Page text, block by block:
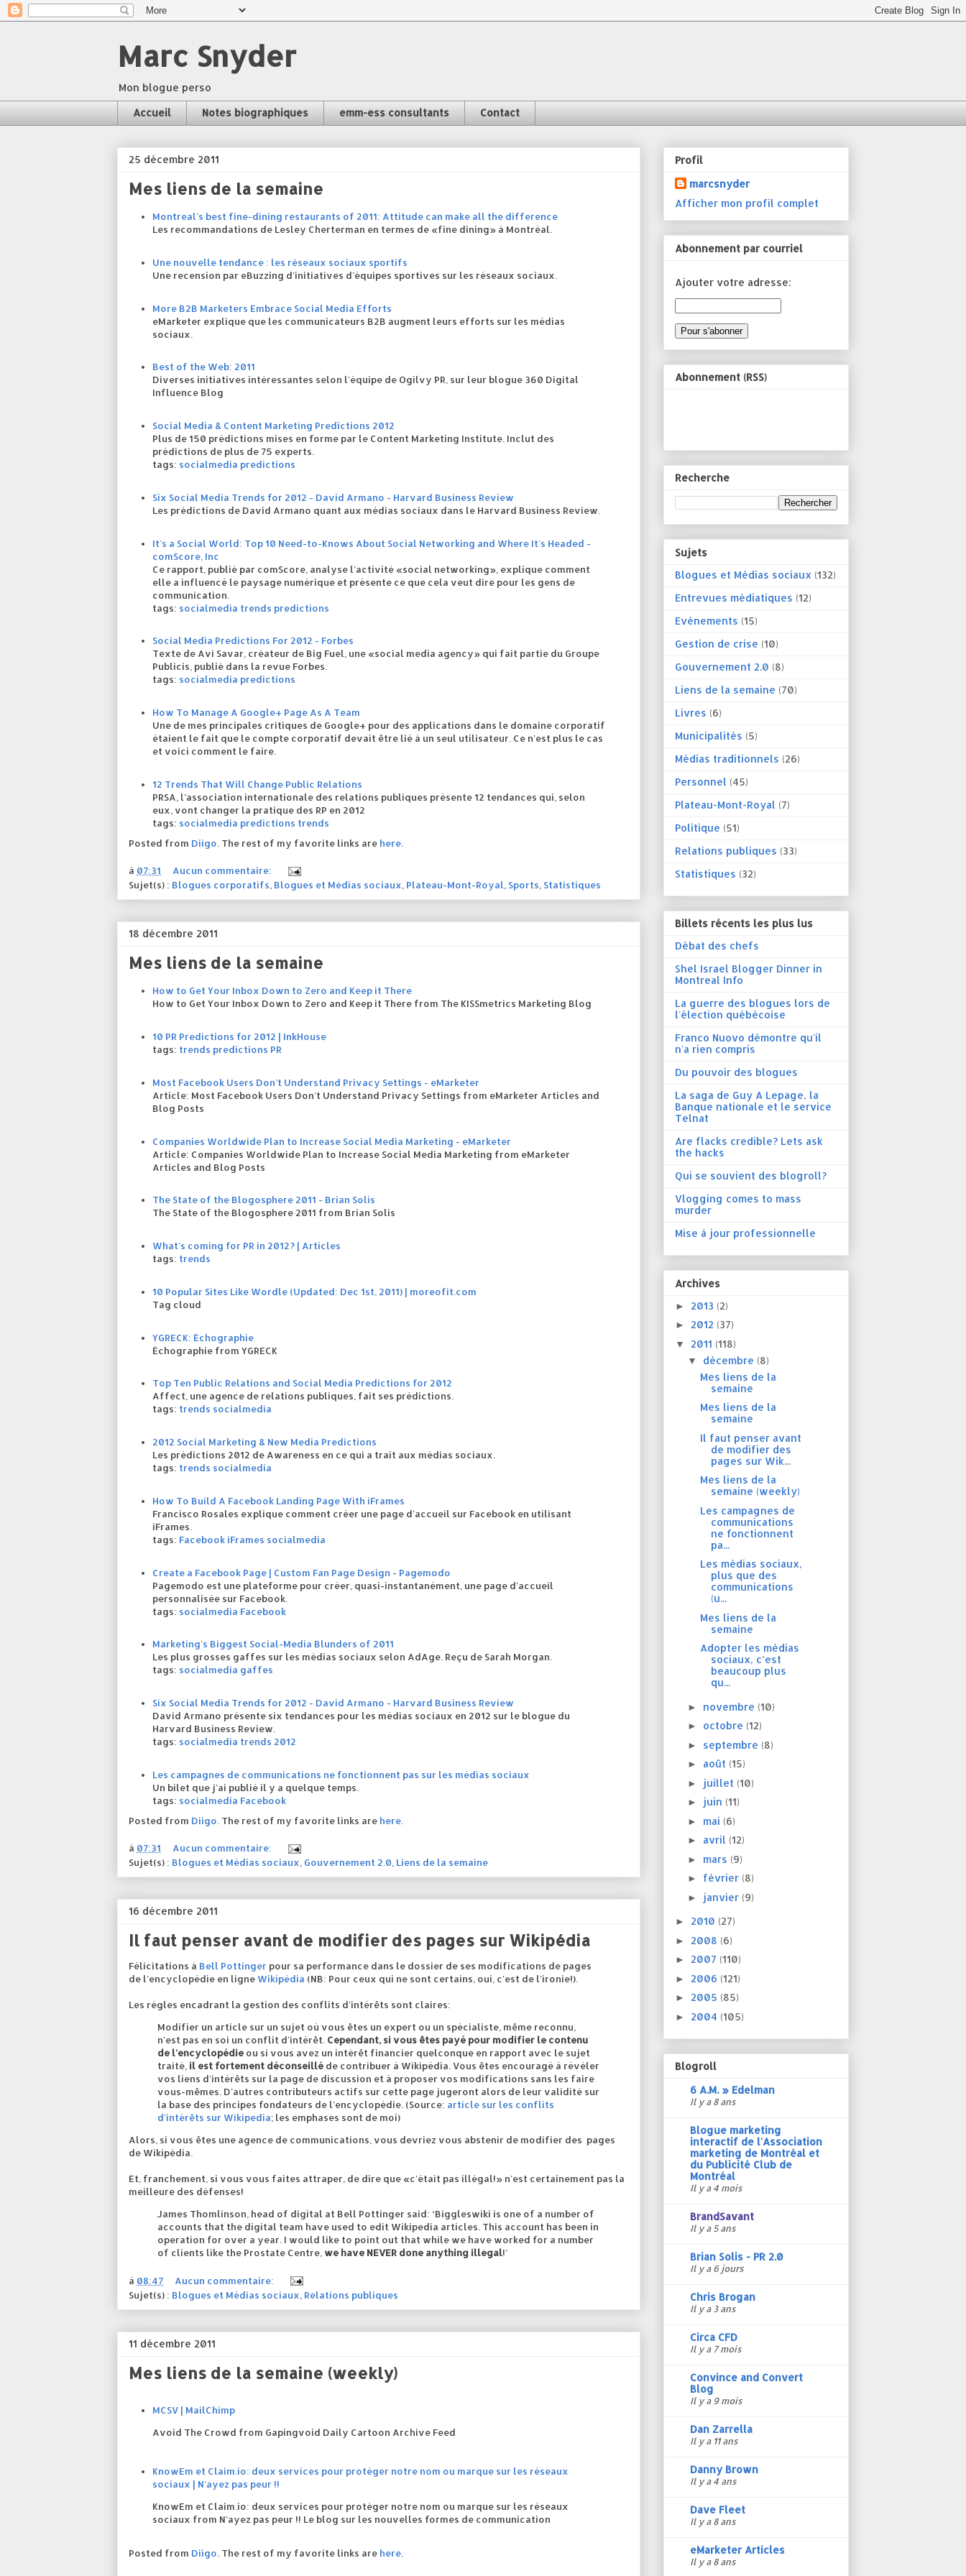
Marc Snyder
Mon blogue perso
Accueil Notes biographiques emm-ess consultants Contact
25 décembre 2011
Mes liens de la semaine
Montreal's best fine-dining restaurants of 2011: Attitude can make all the difference
Les recommandations de Lesley Cherterman en termes de «fine dining» à Montréal.
Une nouvelle tendance : les réseaux sociaux sportifs
Une recension par eBuzzing d'initiatives d'équipes sportives sur les réseaux sociaux.
More B2B Marketers Embrace Social Media Efforts
eMarketer explique que les communicateurs B2B augment leurs efforts sur les médias
sociaux.
Best of the Web: 2011
Diverses initiatives intéressantes selon l'équipe de Ogilvy PR, sur leur blogue 360 Digital
Influence Blog
Social Media & Content Marketing Predictions 2012
Plus de 150 prédictions mises en forme par le Content Marketing Institute. Inclut des
prédictions de plus de 75 experts.
tags: socialmedia predictions
Six Social Media Trends for 2012 - David Armano - Harvard Business Review
Les prédictions de David Armano quant aux médias sociaux dans le Harvard Business Review.
It’s a Social World: Top 10 Need-to-Knows About Social Networking and Where It’s Headed -
comScore, Inc
Ce rapport, publié par comScore, analyse l'activité «social networking», explique comment
elle a influencé le paysage numérique et présente ce que cela veut dire pour les gens de
communication.
tags: socialmedia trends predictions
Social Media Predictions For 2012 - Forbes
Texte de Avi Savar, créateur de Big Fuel, une «social media agency» qui fait partie du Groupe
Publicis, publié dans la revue Forbes.
tags: socialmedia predictions
How To Manage A Google+ Page As A Team
Une de mes principales critiques de Google+ pour des applications dans le domaine corporatif
étaient le fait que le compte corporatif devait être lié à un seul utilisateur. Ce n'est plus le cas
et voici comment le faire.
12 Trends That Will Change Public Relations
PRSA, l'association internationale des relations publiques présente 12 tendances qui, selon
eux, vont changer la pratique des RP en 2012
tags: socialmedia predictions trends
Posted from Diigo . The rest of my favorite links are here
à 07:31
Aucun commentaire:
Sujet(s) : Blogues corporatifs Blogues et Médias sociaux Plateau-Mont-Royal Sports Statistiques
18 décembre 2011
Mes liens de la semaine
How to Get Your Inbox Down to Zero and Keep it There
How to Get Your Inbox Down to Zero and Keep it There from The KISSmetrics Marketing Blog
10 PR Predictions for 2012 | InkHouse
tags: trends predictions PR
Most Facebook Users Don’t Understand Privacy Settings - eMarketer
Article: Most Facebook Users Don’t Understand Privacy Settings from eMarketer Articles and
Blog Posts
Companies Worldwide Plan to Increase Social Media Marketing - eMarketer
Article: Companies Worldwide Plan to Increase Social Media Marketing from eMarketer
Articles and Blog Posts
The State of the Blogosphere 2011 - Brian Solis
The State of the Blogosphere 2011 from Brian Solis
What's coming for PR in 2012? | Articles
tags: trends
10 Popular Sites Like Wordle (Updated: Dec 1st, 2011) | moreofit.com
Tag cloud
YGRECK: Échographie
Échographie from YGRECK
Top Ten Public Relations and Social Media Predictions for 2012
Affect, une agence de relations publiques, fait ses prédictions.
tags: trends socialmedia
2012 Social Marketing & New Media Predictions
Les prédictions 2012 de Awareness en ce qui a trait aux médias sociaux.
tags: trends socialmedia
How To Build A Facebook Landing Page With iFrames
Francisco Rosales explique comment créer une page d'accueil sur Facebook en utilisant
iFrames.
tags: Facebook iFrames socialmedia
Create a Facebook Page | Custom Fan Page Design - Pagemodo
Pagemodo est une plateforme pour créer, quasi-instantanément, une page d'accueil
personnalisée sur Facebook.
tags: socialmedia Facebook
Marketing's Biggest Social-Media Blunders of 2011
Les plus grosses gaffes sur les médias sociaux selon AdAge. Reçu de Sarah Morgan.
tags: socialmedia gaffes
Six Social Media Trends for 2012 - David Armano - Harvard Business Review
David Armano présente six tendances pour les médias sociaux en 2012 sur le blogue du
Harvard Business Review.
tags: socialmedia trends 2012
Les campagnes de communications ne fonctionnent pas sur les médias sociaux
Un bilet que j'ai publié il y a quelque temps.
tags: socialmedia Facebook
Posted from Diigo . The rest of my favorite links are here
à 07:31
Aucun commentaire:
Sujet(s) : Blogues et Médias sociaux Gouvernement 2.0 Liens de la semaine
16 décembre 2011
Il faut penser avant de modifier des pages sur Wikipédia
Félicitations à Bell Pottinger pour sa performance dans le dossier de ses modifications de pages
de l’encyclopédie en ligne Wikipédia (NB: Pour ceux qui ne sont certains, oui, c'est de l'ironie!).
Les règles encadrant la gestion des conflits d'intérêts sont claires:
Modifier un article sur un sujet où vous êtes un expert ou un spécialiste, même reconnu,
n'est pas en soi un conflit d'intérêt. Cependant, si vous êtes payé pour modifier le contenu
de l'encyclopédie ou si vous avez un intérêt financier quelconque en rapport avec le sujet
traité, il est fortement déconseillé de contribuer à Wikipédia. Vous êtes encouragé à révéler
vos liens d'intérêts sur la page de discussion et à proposer vos modifications sans les faire
vous-mêmes. D'autres contributeurs actifs sur cette page jugeront alors de leur validité sur
la base des principes fondateurs de l'encyclopédie. (Source: article sur les conflits
d'intérêts sur Wikipedia; les emphases sont de moi)
Alors, si vous êtes une agence de communications, vous devriez vous abstenir de modifier des pages
de Wikipédia.
Et, franchement, si vous vous faites attraper, de dire que «c'était pas illégal!» n'est certainement pas la
meilleure des défenses!
James Thomlinson, head of digital at Bell Pottinger said: ‘Biggleswiki is one of a number of
accounts that the digital team have used to edit Wikipedia articles. This account has been in
operation for over a year. I would like to point out that while we have worked for a number
of clients like the Prostate Centre, we have NEVER done anything illegal!’
à 08:47
Aucun commentaire:
Sujet(s) : Blogues et Médias sociaux Relations publiques
11 décembre 2011
Mes liens de la semaine (weekly)
MCSV | MailChimp
Avoid The Crowd from Gapingvoid Daily Cartoon Archive Feed
KnowEm et Claim.io: deux services pour protéger notre nom ou marque sur les réseaux
sociaux | N'ayez pas peur !!
KnowEm et Claim.io: deux services pour protéger notre nom ou marque sur les réseaux
sociaux from N'ayez pas peur !! Le blog sur les nouvelles formes de communication
Posted from Diigo . The rest of my favorite links are here
Profil
marcsnyder
Afficher mon profil complet
Abonnement par courriel
Ajouter votre adresse:
Abonnement (RSS)
Recherche
Sujets
Blogues et Médias sociaux (132)
Entrevues médiatiques (12)
Evénements (15)
Gestion de crise (10)
Gouvernement 2.0 (8)
Liens de la semaine (70)
Livres (6)
Municipalités (5)
Médias traditionnels (26)
Personnel (45)
Plateau-Mont-Royal (7)
Politique (51)
Relations publiques (33)
Statistiques (32)
Billets récents les plus lus
Débat des chefs
Shel Israel Blogger Dinner in
Montreal Info
La guerre des blogues lors de
l'élection québécoise
Franco Nuovo démontre qu'il
n'a rien compris
Du pouvoir des blogues
La saga de Guy A Lepage, la
Banque nationale et le service
Telnat
Are flacks credible? Lets ask
the hacks
Qui se souvient des blogroll?
Vlogging comes to mass
murder
Mise à jour professionnelle
Archives
► 2013 (2)
► 2012 (37)
▼ 2011 (118)
▼ décembre (8)
Mes liens de la
semaine
Mes liens de la
semaine
Il faut penser avant
de modifier des
pages sur Wik...
Mes liens de la
semaine (weekly)
Les campagnes de
communications
ne fonctionnent
pa...
Les médias sociaux,
plus que des
communications
(u...
Mes liens de la
semaine
Adopter les médias
sociaux, c’est
beaucoup plus
qu...
► novembre (10)
► octobre (12)
► septembre (8)
► août (15)
► juillet (10)
► juin (11)
► mai (6)
► avril (12)
► mars (9)
► février (8)
► janvier (9)
► 2010 (27)
► 2008 (6)
► 2007 (110)
► 2006 (121)
► 2005 (85)
► 2004 (105)
Blogroll
6 A.M. » Edelman
Il y a 8 ans
Blogue marketing
interactif de l'Association
marketing de Montréal et
du Publicité Club de
Montréal
Il y a 4 mois
BrandSavant
Il y a 5 ans
Brian Solis - PR 2.0
Il y a 6 jours
Chris Brogan
Il y a 3 ans
Circa CFD
Il y a 7 mois
Convince and Convert
Blog
Il y a 9 mois
Dan Zarrella
Il y a 11 ans
Danny Brown
Il y a 4 ans
Dave Fleet
Il y a 8 ans
eMarketer Articles
Il y a 8 ans